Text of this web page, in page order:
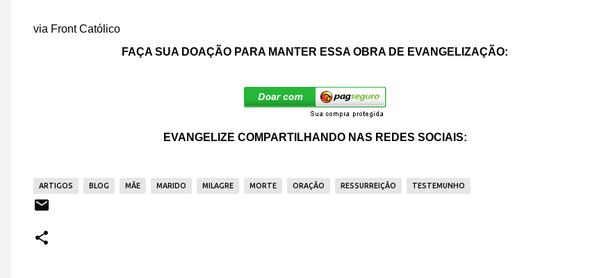
via Front Católico
FAÇA SUA DOAÇÃO PARA MANTER ESSA OBRA DE EVANGELIZAÇÃO:
EVANGELIZE COMPARTILHANDO NAS REDES SOCIAIS:
ARTIGOS BLOG MÃE MARIDO MILAGRE MORTE ORAÇÃO RESSURREIÇÃO TESTEMUNHO